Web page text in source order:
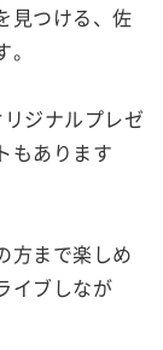
見つける、佐
ジナルプレゼ
もあります
方まで楽しめ
イブしなが